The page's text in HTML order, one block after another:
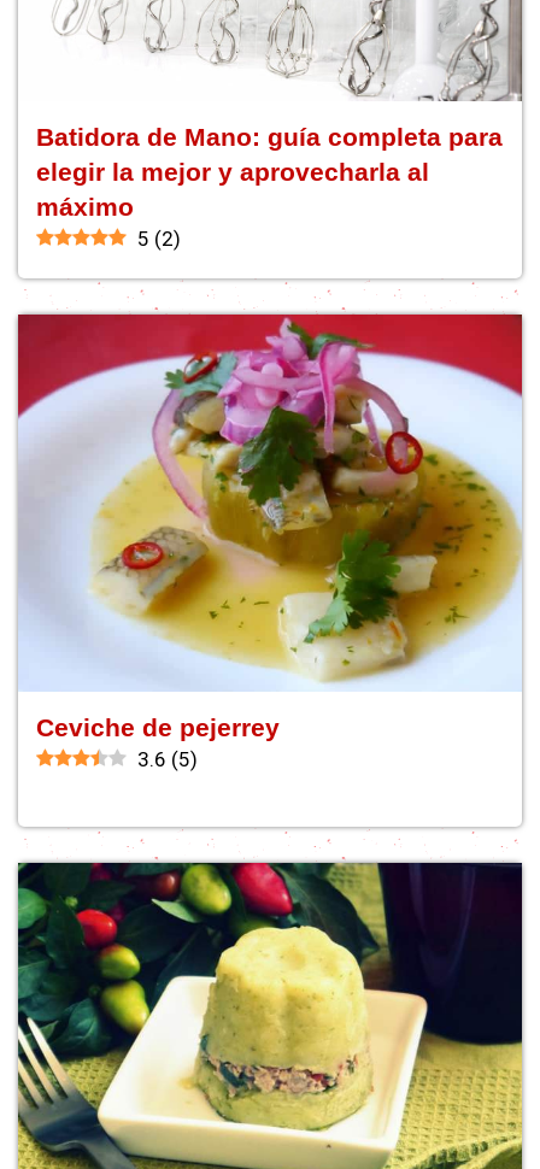
Batidora de Mano: guía completa para
elegir la mejor y aprovecharla al
máximo
5 (2)
Ceviche de pejerrey
3.6 (5)